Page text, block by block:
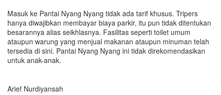
Masuk ke Pantai Nyang Nyang tidak ada tarif khusus. Tripers
hanya diwajibkan membayar biaya parkir, itu pun tidak ditentukan
besarannya alias seikhlasnya. Fasilitas seperti toilet umum
ataupun warung yang menjual makanan ataupun minuman telah
tersedia di sini. Pantai Nyang Nyang ini tidak direkomendasikan
untuk anak-anak.
Arief Nurdiyansah